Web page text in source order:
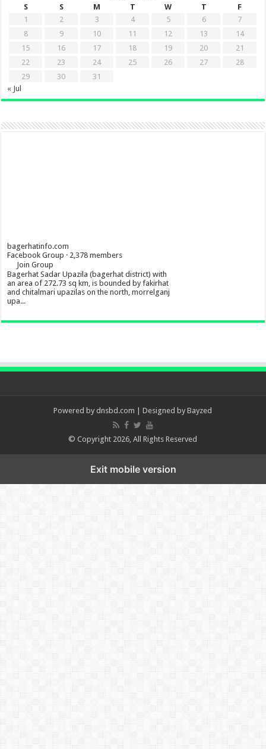
S
S M T W T
F
1
2 3 4 5 6
7
8
9 10 11 12 13
14
15
16 17 18 19 20
21
22
23 24 25 26 27
28
29
30
31
« Jul
bagerhatinfo.com
Facebook Group · 2,378 members
Join Group
Bagerhat Sadar Upazila (bagerhat district) with
an area of 272.73 sq km, is bounded by fakirhat
and chitalmari upazilas on the north, morrelganj
upa...
Powered by dnsbd.com | Designed byBayzed
© Copyright 2026, All Rights Reserved
Exit mobile version